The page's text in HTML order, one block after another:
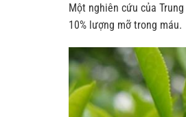
Một nghiên cứu của
10% lượng mỡ trong máu.